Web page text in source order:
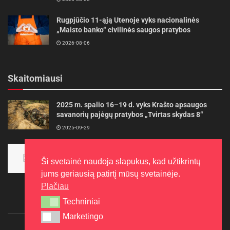
Rugpjūčio 11-ąją Utenoje vyks nacionalinės
„Maisto banko“ civilinės saugos pratybos
2026-08-06
Skaitomiausi
2025 m. spalio 16–19 d. vyks Krašto apsaugos
savanorių pajėgų pratybos „Tvirtas skydas 8“
2025-09-29
aukso
2015-10-30
Ši svetainė naudoja slapukus, kad užtikrintų
jums geriausią patirtį mūsų svetainėje.
Plačiau
Techniniai
Techniniai
Marketingo
Marketingo